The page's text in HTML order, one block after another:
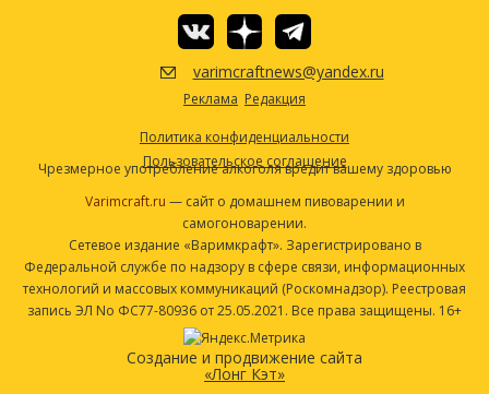
varimcraftnews@yandex.ru
Реклама Редакция
Политика конфиденциальности
Пользовательское соглашение
Чрезмерное употребление алкоголя вредит вашему здоровью
Varimcraft.ru — сайт о домашнем пивоварении и
самогоноварении.
Сетевое издание «Варимкрафт». Зарегистрировано в
Федеральной службе по надзору в сфере связи, информационных
технологий и массовых коммуникаций (Роскомнадзор). Реестровая
запись ЭЛ No ФС77-80936 от 25.05.2021. Все права защищены. 16+
Создание и продвижение сайта
«Лонг Кэт»